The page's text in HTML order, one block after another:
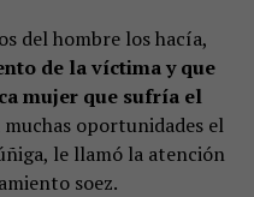
del hombre los hacía,
de la víctima y que
mujer que sufría el
oportunidades el
le llamó la atención
soez.